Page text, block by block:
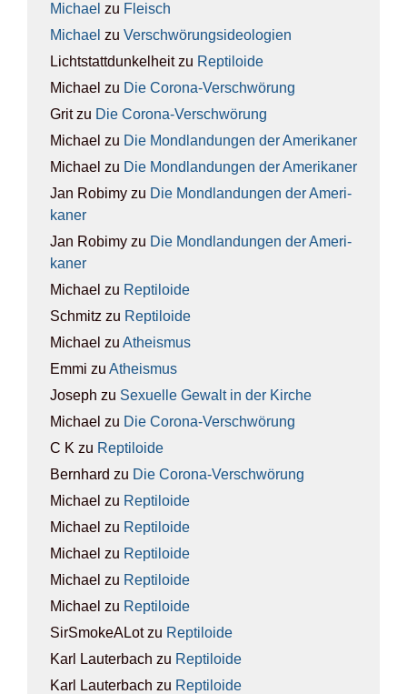
Michael zu Fleisch
Michael zu Ver­schwö­rungs­ideo­lo­gien
Lichtstattdunkelheitzu Rep­ti­lo­ide
Michael zu Die Coro­na-Ver­schwö­rung
Gritzu Die Coro­na-Ver­schwö­rung
Michael zu Die Mond­lan­dun­gen der Ame­ri­ka­ner
Michael zu Die Mond­lan­dun­gen der Ame­ri­ka­ner
Jan Robimy zu Die Mond­lan­dun­gen der Ame­ri­
ka­ner
Jan Robimy zu Die Mond­lan­dun­gen der Ame­ri­
ka­ner
Michael zu Rep­ti­lo­ide
Schmitz zu Rep­ti­lo­ide
Michael zu Athe­is­mus
Emmi zu Athe­is­mus
Joseph zu Sexu­el­le Gewalt in der Kir­che
Michael zu Die Coro­na-Ver­schwö­rung
C K zu Rep­ti­lo­ide
Bernhard zu Die Coro­na-Ver­schwö­rung
Michael zu Rep­ti­lo­ide
Michael zu Rep­ti­lo­ide
Michael zu Rep­ti­lo­ide
Michael zu Rep­ti­lo­ide
Michael zu Rep­ti­lo­ide
SirSmokeALotzu Rep­ti­lo­ide
Karl Lauterbach zu Rep­ti­lo­ide
Karl Lauterbach zu Rep­ti­lo­ide